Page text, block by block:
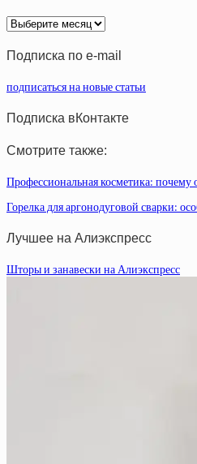
Архив
статей
Подписка по e-mail
подписаться на новые статьи
Подписка вКонтакте
Смотрите также:
Профессиональная косметика: почему
Горелка для аргонодуговой сварки:
Лучшее на Алиэкспресс
Шторы и занавески на Алиэкспресс